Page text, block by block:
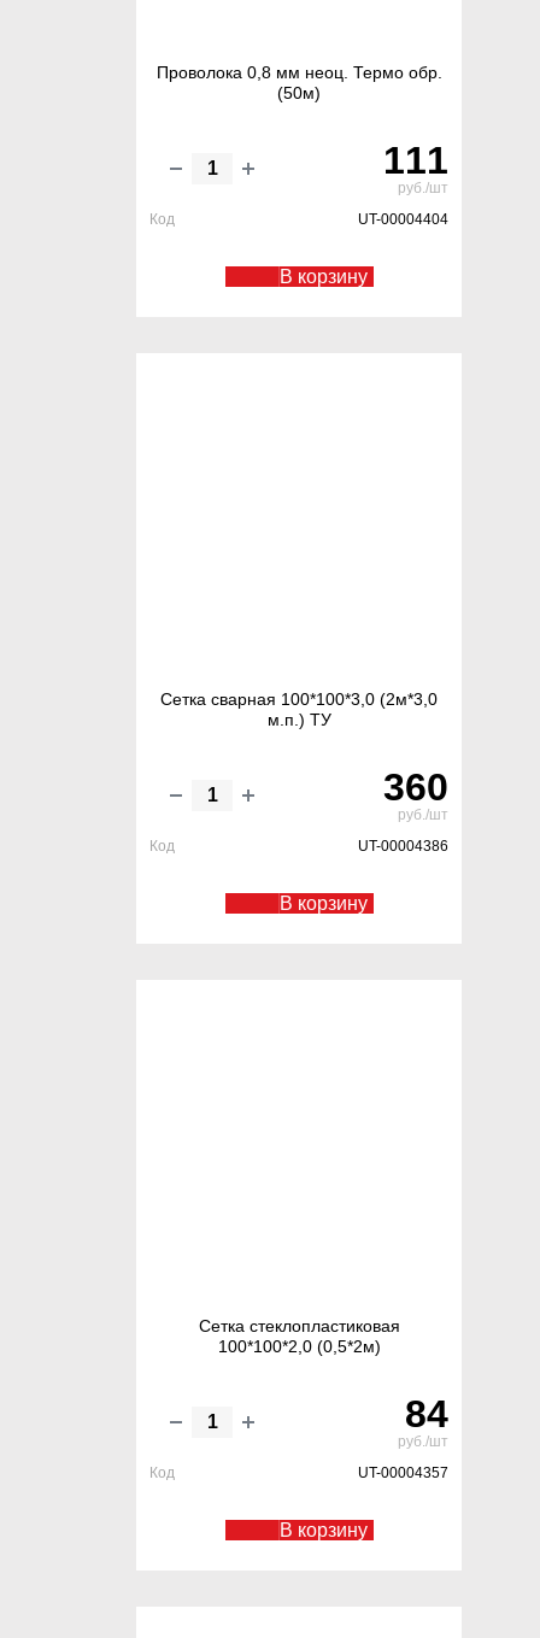
Проволока 0,8 мм неоц. Термо обр.
(50м)
111
руб./шт
Код
UT-00004404
В корзину
Сетка сварная 100*100*3,0 (2м*3,0
м.п.) ТУ
360
руб./шт
Код
UT-00004386
В корзину
Сетка стеклопластиковая
100*100*2,0 (0,5*2м)
84
руб./шт
Код
UT-00004357
В корзину